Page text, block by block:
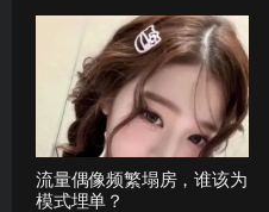
流量偶像频繁塌房，谁该为
模式埋单？